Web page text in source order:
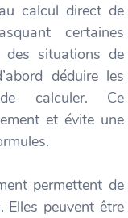
calcul direct de
certaines
des situations de
déduire les
calculer. Ce
et évite une
permettent de
Elles peuvent être